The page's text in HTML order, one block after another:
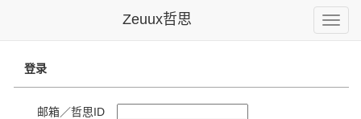
Toggle
Zeuux哲思
登录
邮箱／哲思ID